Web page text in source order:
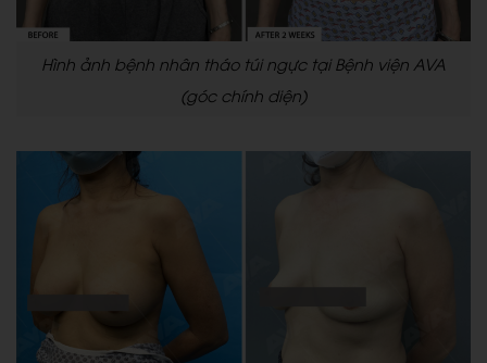
Hình ảnh bệnh nhân tháo túi ngực tại Bệnh viện AVA
(góc chính diện)